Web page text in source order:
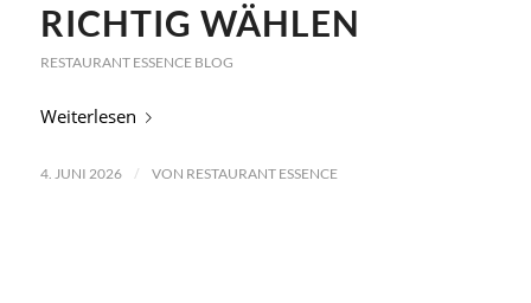
RICHTIG WÄHLEN
RESTAURANT ESSENCE BLOG
Weiterlesen
4. JUNI 2026 / VON RESTAURANT ESSENCE